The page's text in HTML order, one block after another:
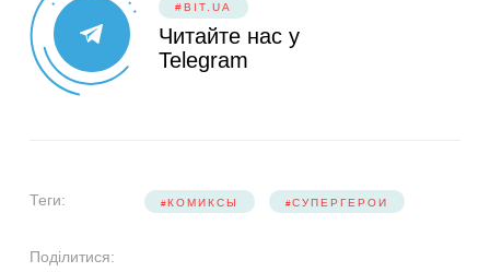
#BIT.UA
Читайте нас у
Telegram
Теги: КОМИКСЫ СУПЕРГЕРОИ
Поділитися: